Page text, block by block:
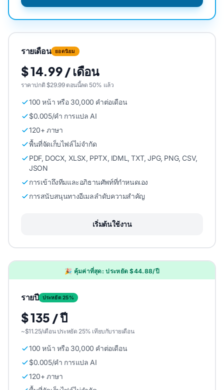
รายเดือน ยอดนิยม
$ 14.99 / เดือน
ราคาปกติ $29.99 ตอนนี้ลด 50% แล้ว
100 หน้า หรือ 30,000 คําต่อเดือน
$0.005/คํา การแปล AI
120+ ภาษา
พื้นที่จัดเก็บไฟล์ไม่จํากัด
PDF, DOCX, XLSX, PPTX, IDML, TXT, JPG, PNG, CSV,
JSON
การเข้าถึงทีมและอภิธานศัพท์ที่กําหนดเอง
การสนับสนุนทางอีเมลลําดับความสําคัญ
เริ่มต้นใช้งาน
🎉 คุ้มค่าที่สุด: ประหยัด $44.88/ปี
รายปี ประหยัด 25%
$ 135 / ปี
~$11.25/เดือน ประหยัด 25% เทียบกับรายเดือน
100 หน้า หรือ 30,000 คําต่อเดือน
$0.005/คํา การแปล AI
120+ ภาษา